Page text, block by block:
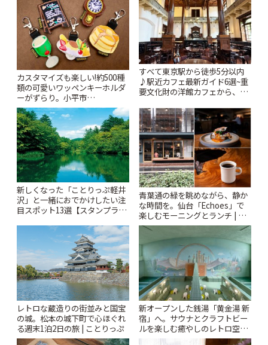
カスタマイズも楽しい!約500種
類の可愛いワッペンキーホルダ
ーがずらり。小平市
「Kimamaya T&K」 | ことりっ
ぷ
すべて東京駅から徒歩5分以内
♪駅近カフェ最新ガイド6選~重
要文化財の洋館カフェから、改
りっぷ
新しくなった「ことりっぷ軽井
沢」と一緒におでかけしたい注
目スポット13選【スタンプラリ
青葉通の緑を眺めながら、静か
な時間を。仙台「Echoes」で
楽しむモーニングとランチ | こ
とりっぷ
レトロな蔵造りの街並みと国宝
の城。松本の城下町で心ほぐれ
る週末1泊2日の旅 | ことりっぷ
新オープンした銭湯「黄金湯 新
宿」へ。サウナとクラフトビー
ルを楽しむ癒やしのレトロ空間
| ことりっぷ